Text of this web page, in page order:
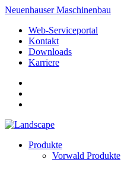
Neuenhauser Maschinenbau
Web-Serviceportal
Kontakt
Downloads
Karriere
Produkte
Vorwald Produkte